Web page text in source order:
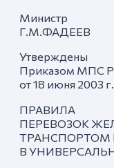
Министр
Г.М.ФАДЕЕВ
Утверждены
Приказом МПС
от 18 июня 2003
ПРАВИЛА
ПЕРЕВОЗОК
ТРАНСПОРТОМ
В